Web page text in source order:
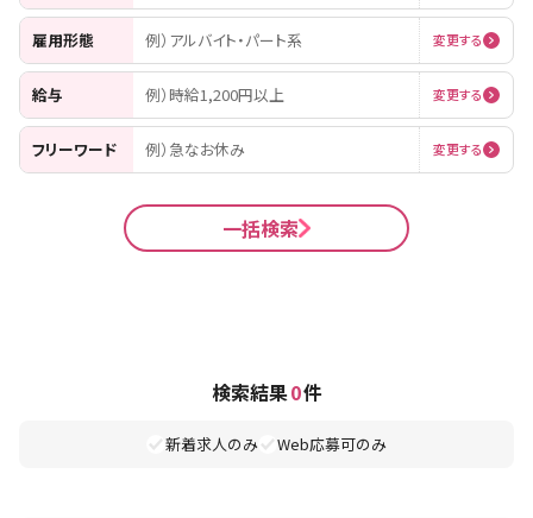
雇用形態 例）アルバイト・パート系 変更する
給与 例）時給1,200円以上 変更する
フリーワード 例）急なお休み 変更する
一括検索
検索結果0件
新着求人のみ Web応募可のみ